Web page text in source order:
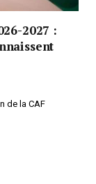
2027 :
de la CAF